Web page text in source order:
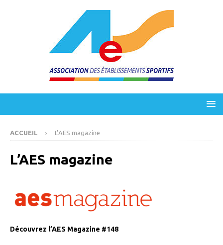
ACCUEIL L’AES magazine
L’AES magazine
Découvrez l’AES Magazine #148